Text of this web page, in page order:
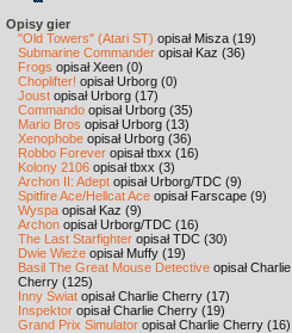
Opisy gier
"Old Towers" (Atari ST) opisał Misza (19)
Submarine Commander opisał Kaz (36)
Frogs opisał Xeen (0)
Choplifter! opisał Urborg (0)
Joust opisał Urborg (17)
Commando opisał Urborg (35)
Mario Bros opisał Urborg (13)
Xenophobe opisał Urborg (36)
Robbo Forever opisał tbxx (16)
Kolony 2106 opisał tbxx (3)
Archon II: Adept opisał Urborg/TDC (9)
Spitfire Ace/Hellcat Ace opisał Farscape (9)
Wyspa opisał Kaz (9)
Archon opisał Urborg/TDC (16)
The Last Starfighter opisał TDC (30)
Dwie Wieże opisał Muffy (19)
Basil The Great Mouse Detective opisał Charlie
Cherry (125)
Inny Świat opisał Charlie Cherry (17)
Inspektor opisał Charlie Cherry (19)
Grand Prix Simulator opisał Charlie Cherry (16)